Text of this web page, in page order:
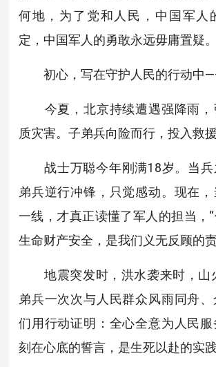
何地，为了党和人民，中国军人
定，中国军人的勇敢永远毋庸置疑。
初心，写在守护人民的行动中
今夏，北京持续遭遇强降雨，
质灾害。子弟兵向险而行，投入救援
战士万聪今年刚满18岁。当兵
弟兵逆行冲锋，只觉感动。现在
一线，才真正读懂了军人的担当，
生命财产安全，是我们义无反顾的
地震突发时，洪水袭来时，山
弟兵一次次与人民群众风雨同舟
们用行动证明：全心全意为人民
刻在心底的誓言，是生死以赴的实践